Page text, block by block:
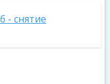
- снятие